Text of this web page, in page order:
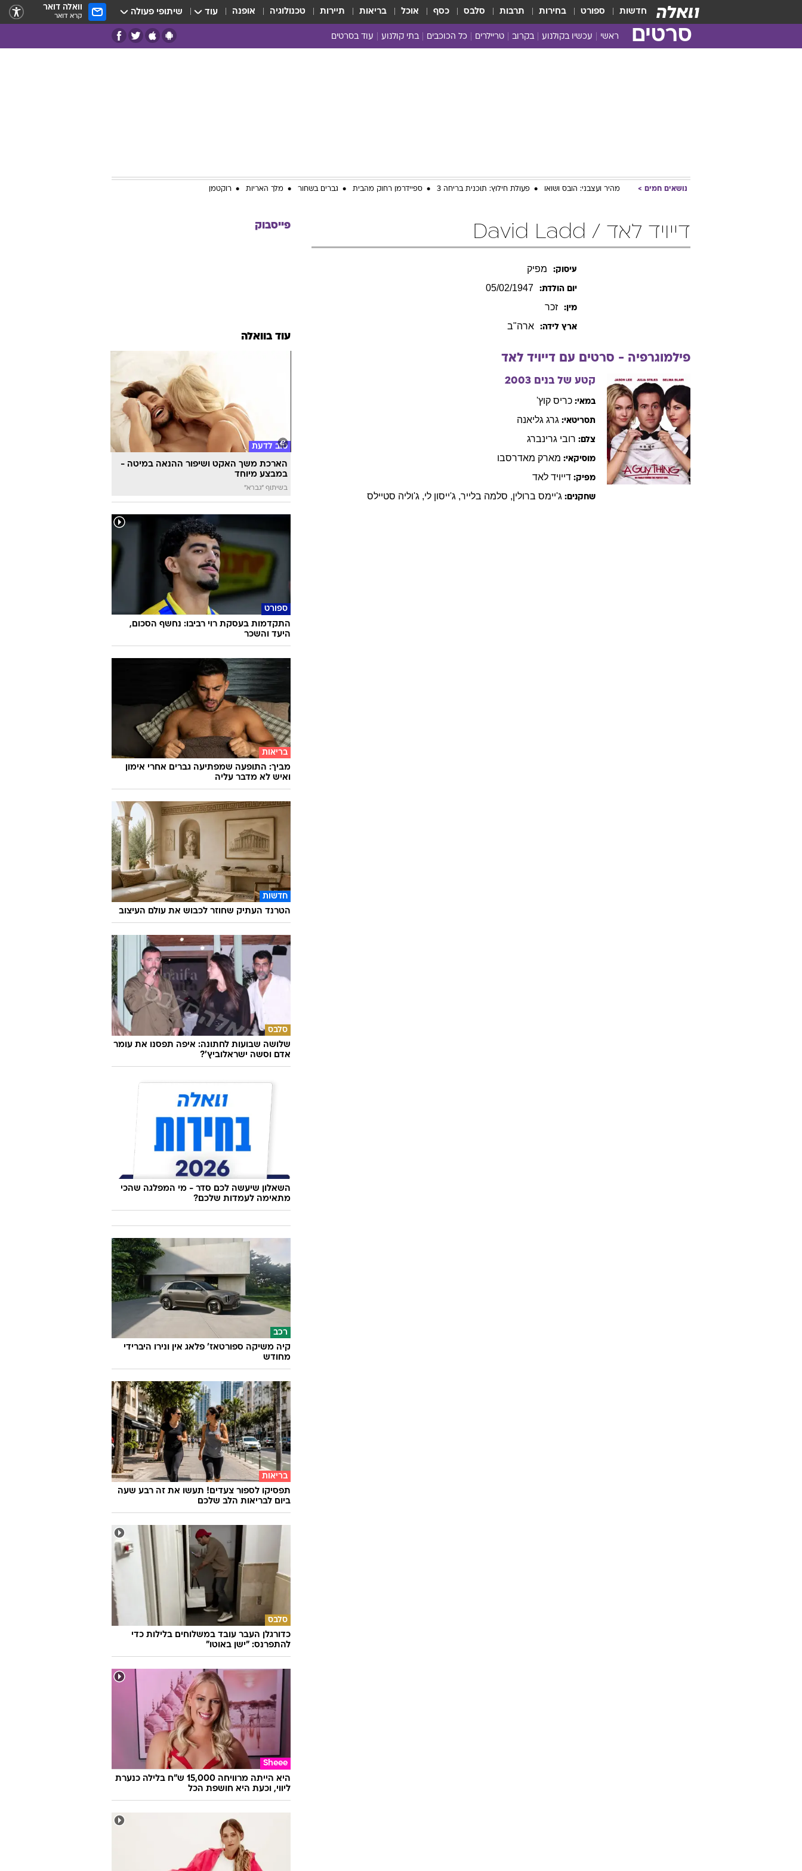
חדשות ספורט בחירות תרבות סלבס כסף אוכל בריאות תיירות טכנולוגיה אופנה עוד שיתופי פעולה וואלה דואר
קרא דואר
סרטים ראשי עכשיו בקולנוע בקרוב טריילרים כל הכוכבים בתי קולנוע עוד בסרטים
נושאים חמים מהיר ועצבני: הובס ושואו פעולת חילוץ: תוכנית בריחה 3 ספיידרמן רחוק מהבית גברים בשחור מלך האריות רוקטמן
דייויד לאד / David Ladd
עיסוק: מפיק
יום הולדת: 05/02/1947
מין: זכר
ארץ לידה: ארה"ב
פילמוגרפיה - סרטים עם דייויד לאד
קטע של בנים 2003
במאי: כריס קוץ'
תסריטאי: גרג גליאנה
צלם: רובי גרינברג
מוסיקאי: מארק מאדרסבו
מפיק: דייויד לאד
שחקנים: ג'יימס ברולין, סלמה בלייר, ג'ייסון לי, ג'וליה סטיילס
פייסבוק
עוד בוואלה
טוב לדעת
הארכת משך האקט ושיפור ההנאה במיטה -
במבצע מיוחד
בשיתוף "גברא"
ספורט
התקדמות בעסקת רוי רביבו: נחשף הסכום,
היעד והשכר
בריאות
מביך: התופעה שמפתיעה גברים אחרי אימון
ואיש לא מדבר עליה
חדשות
הטרנד העתיק שחוזר לכבוש את עולם העיצוב
סלבס
שלושה שבועות לחתונה: איפה תפסנו את עומר
אדם וסשה ישראלוביץ'?
השאלון שיעשה לכם סדר - מי המפלגה שהכי
מתאימה לעמדות שלכם?
רכב
קיה משיקה ספורטאז' פלאג אין ונירו היברידי
מחודש
בריאות
תפסיקו לספור צעדים! תעשו את זה רבע שעה
ביום לבריאות הלב שלכם
סלבס
כדורגלן העבר עובד במשלוחים בלילות כדי
להתפרנס: "ישן באוטו"
Sheee
היא הייתה מרוויחה 15,000 ש"ח בלילה כנערת
ליווי, וכעת היא חושפת הכל